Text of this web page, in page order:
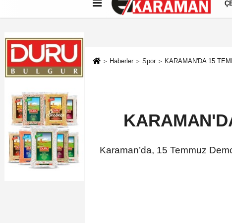
Künye İletişim Çerez Politikası
Haberler Spor KARAMAN'DA 15
Karaman’da, 15 Temmuz